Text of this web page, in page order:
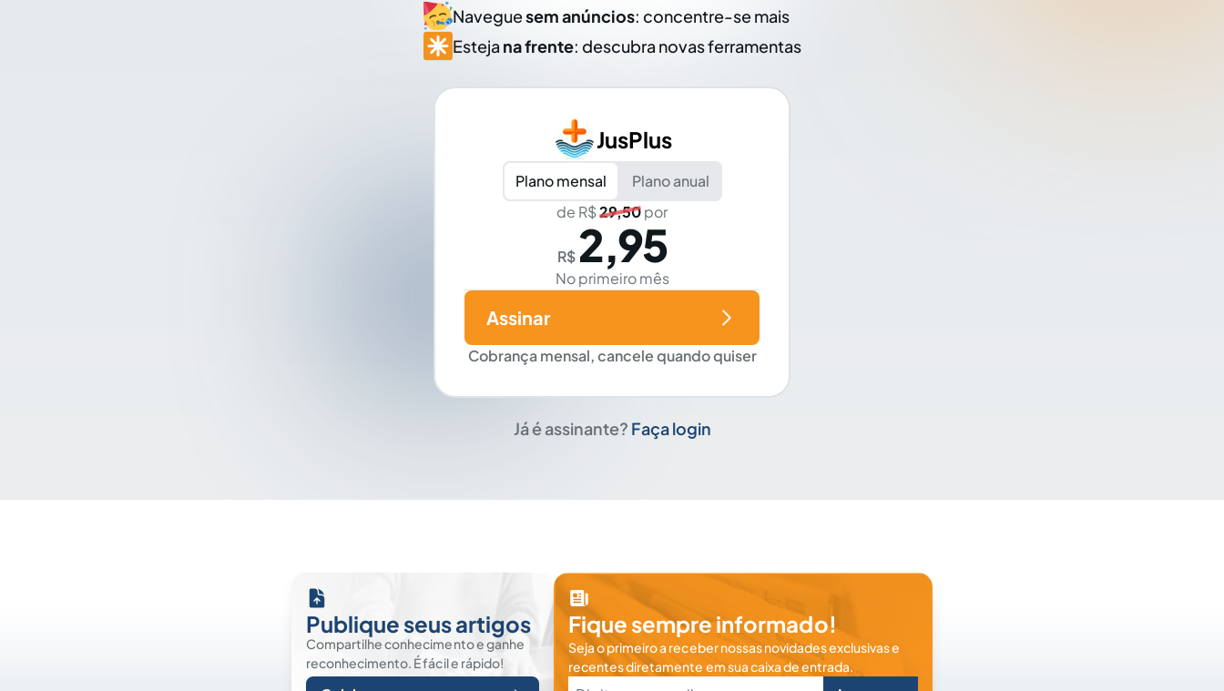
Naveguesem anúncios: concentre-se mais
Esteja na frente: descubra novas ferramentas
JusPlus
Plano mensal
Plano anual
de R$29,50por
R$ 2,95
No primeiro mês
Cobrança mensal, cancele quando quiser
Assinar
Já é assinante? Faça login
Publique seus artigos
Compartilhe conhecimento e ganhe
reconhecimento. É fácil e rápido!
Fique sempre informado!
Seja o primeiro a receber nossas novidades exclusivas e
recentes diretamente em sua caixa de entrada.